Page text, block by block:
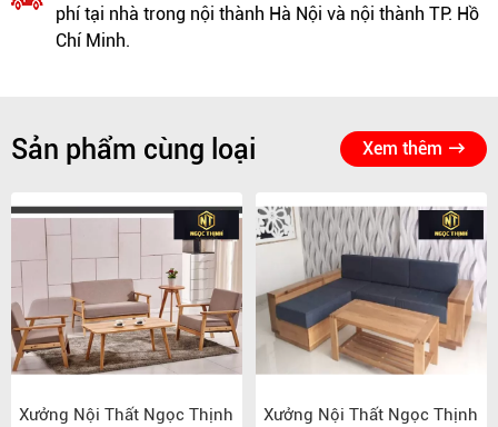
phí tại nhà trong nội thành Hà Nội và nội thành TP. Hồ
Chí Minh.
Sản phẩm cùng loại Xem thêm
Xưởng Nội Thất Ngọc Thịnh
Xưởng Nội Thất Ngọc Thịnh